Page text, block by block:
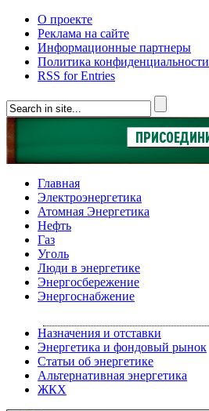
О проекте
Реклама на сайте
Информационные партнеры
Политика конфиденциальности
RSS for Entries
Главная
Электроэнергетика
Атомная Энергетика
Нефть
Газ
Уголь
Люди в энергетике
Энергосбережение
Энергоснабжение
Назначения и отставки
Энергетика и фондовый рынок
Статьи об энергетике
Альтернативная энергетика
ЖКХ